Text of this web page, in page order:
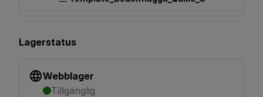
Lagerstatus
Webblager
Tillgänglig